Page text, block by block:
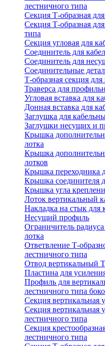
лестничного типа
Секция Т-образная
Секция Т-образная
типа
Секция угловая для
Соединитель для
Соединитель для
Соединительные
Т-образная секция
Траверса для
Угловая вставка для
Донная вставка для
Заглушка для
Заглушки несущих и
Крышка
лотка
Крышка
лотков
Крышка переходника
Крышка соединителя
Крышка угла
Лоток вертикальный
Накладка на стык для
Несущий профиль
Ограничитель
лотка
Ответвление Т-
лестничного типа
Отвод вертикальный
Пластина для
Профиль для
лестничного типа
Секция вертикальная
Секция вертикальная
лестничного типа
Секция
лестничного типа